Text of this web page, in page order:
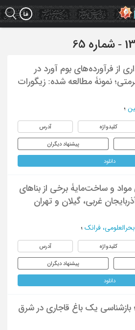
از فرآورده‌های بوم آورد در
نمونۀ مطالعه شده: زیگورات
؛
کلیدواژه آدرس
پیشنهاد دیگران
دانلود
و ساخت‌مایۀ برخی از بناهای
غربی، گیلان و تهران
بحرالعلومی، فرانک ؛
کلیدواژه آدرس
پیشنهاد دیگران
دانلود
یک باغ قاجاری در شرق